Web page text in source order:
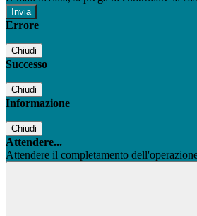
Errore
Chiudi
Successo
Chiudi
Informazione
Chiudi
Attendere...
Attendere il completamento